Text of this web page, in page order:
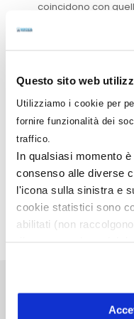
Questo sito web
Utilizziamo i cookie per
fornire funzionalità dei
traffico.
In qualsiasi momento
consenso alle diverse
l'icona sulla sinistra e
cookie statistici sono
abilitati (non
indirizzo:
coincidono con
generato la
temi
chiave di lettura
studio
fragilità
trovino in realtà
all'interno del quale
individuare
perché le cause
coincidano molto